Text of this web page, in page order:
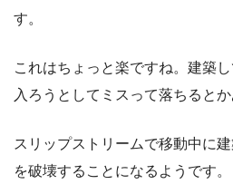
す。
これはちょっと楽ですね。建築
入ろうとしてミスって落ちるとか
スリップストリームで移動中に
を破壊することになるようです。